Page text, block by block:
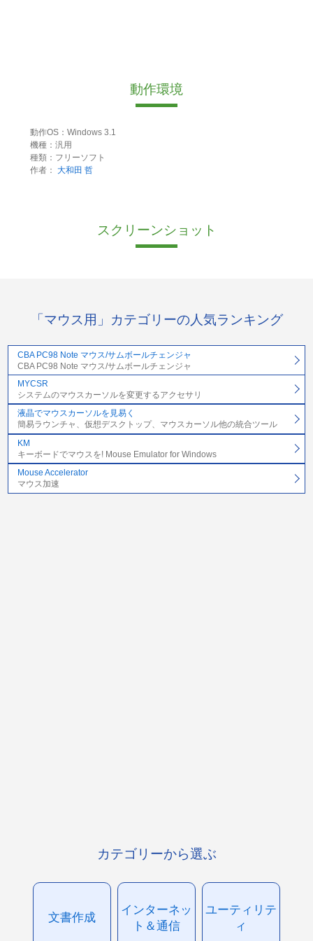
動作環境
動作OS：Windows 3.1
機種：汎用
種類：フリーソフト
作者： 大和田 哲
スクリーンショット
「マウス用」カテゴリーの人気ランキング
CBA PC98 Note マウス/サムボールチェンジャ
CBA PC98 Note マウス/サムボールチェンジャ
MYCSR
システムのマウスカーソルを変更するアクセサリ
液晶でマウスカーソルを見易く
簡易ラウンチャ、仮想デスクトップ、マウスカーソル他の統合ツール
KM
キーボードでマウスを! Mouse Emulator for Windows
Mouse Accelerator
マウス加速
カテゴリーから選ぶ
文書作成
インターネッ
ト＆通信
ユーティリテ
ィ